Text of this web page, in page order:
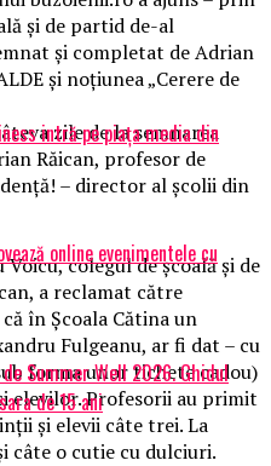
și de partid de-al
și completat de Adrian
și noțiunea „Cerere de
zile de la semnarea
Răican, profesor de
– director al școlii din
colegul de școală și de
a reclamat către
în Școala Cătina un
Fulgeanu, ar fi dat – cu
forma unor tichete cadou)
elevilor. Profesorii au primit
și elevii câte trei. La
câte o cutie cu dulciuri.
intră pe piața media din
online evenimentele cu
Summer Well 2026. Ghidul
de 15 ani